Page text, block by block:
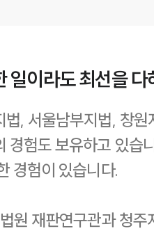
일이라도 최선을
법, 서울남부지법, 창
경험도 보유하고 있습
경험이 있습니다.
원 재판연구관과 청